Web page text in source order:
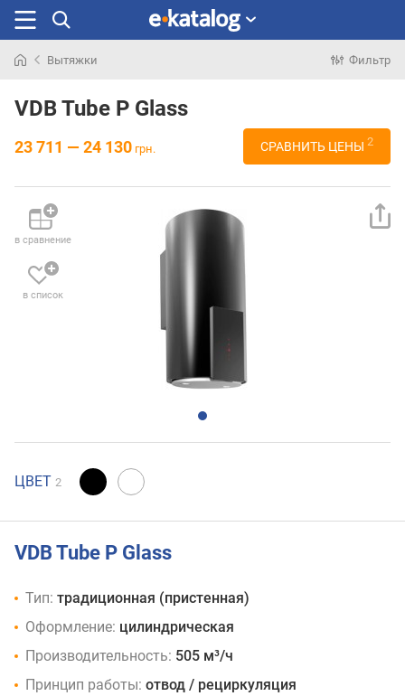
раньше
Вытяжки Фильтр
VDB Tube P Glass
23 711 — 24 130 грн. СРАВНИТЬ ЦЕНЫ 2
в сравнение
в список
ЦВЕТ 2
VDB Tube P Glass
Тип: традиционная (пристенная)
Оформление: цилиндрическая
Производительность: 505 м³/ч
Принцип работы: отвод / рециркуляция